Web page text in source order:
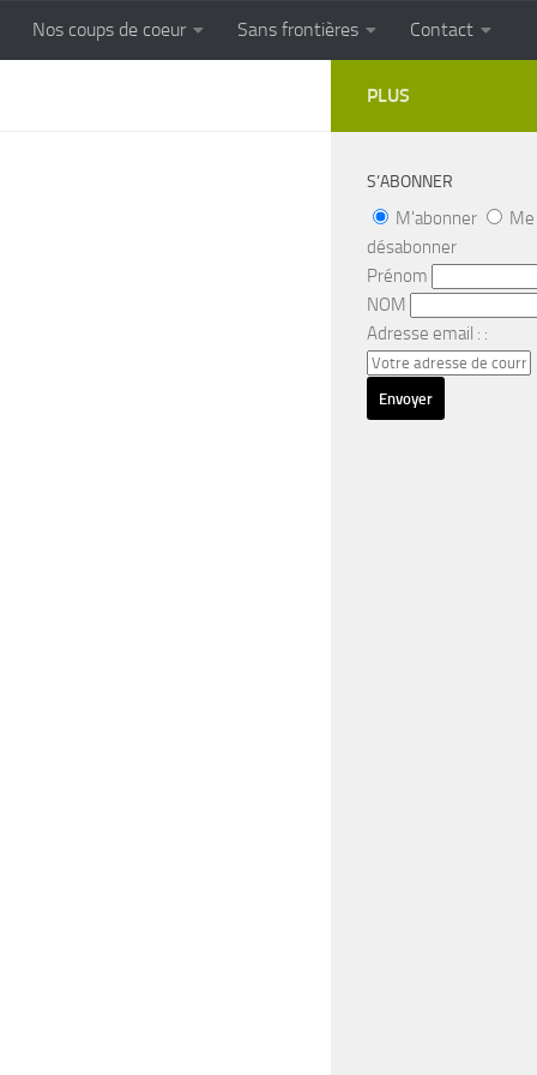
Cuisine populaire des terroirs
Nos coups de coeur Sans frontières Contact
PLUS
S’ABONNER
M'abonner
Me
désabonner
Prénom
NOM
Adresse email : :